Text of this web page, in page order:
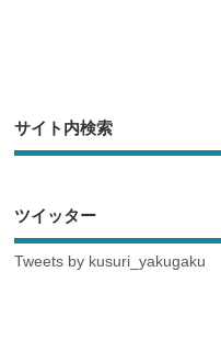
サイト内検索
ツイッター
Tweets by kusuri_yakugaku